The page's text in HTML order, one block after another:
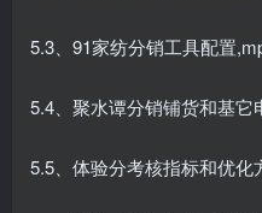
5.3、91家纺分销工具配置
5.4、聚水谭分销铺货和基它
5.5、体验分考核指标和优化